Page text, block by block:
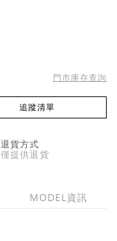
門市庫存查詢
追蹤清單
退貨方式
僅提供退貨
MODEL資訊